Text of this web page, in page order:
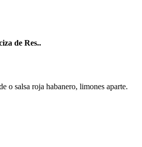
de Res..
o salsa roja habanero, limones aparte.